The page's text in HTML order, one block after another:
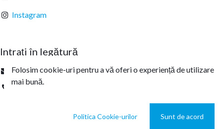
Instagram
Intrați în legătură
office@sterachemicals.ro
+40 21 457 03 22
Folosim cookie-uri pentru a vă oferi o experiență de utilizare
mai bună.
Politica Cookie-urilor Sunt de acord